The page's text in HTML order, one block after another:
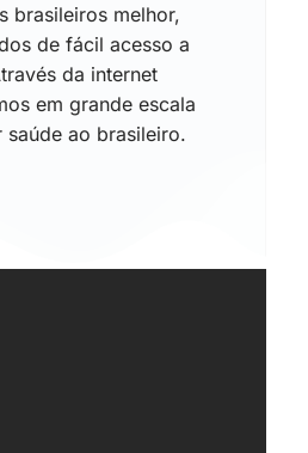
brasileiros melhor,
de fácil acesso a
da internet
em grande escala
saúde ao brasileiro.